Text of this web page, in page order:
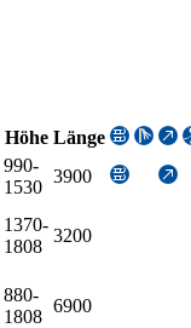
Höhe Länge
990-
1530
3900
1370-
1808
3200
880-
1808
6900